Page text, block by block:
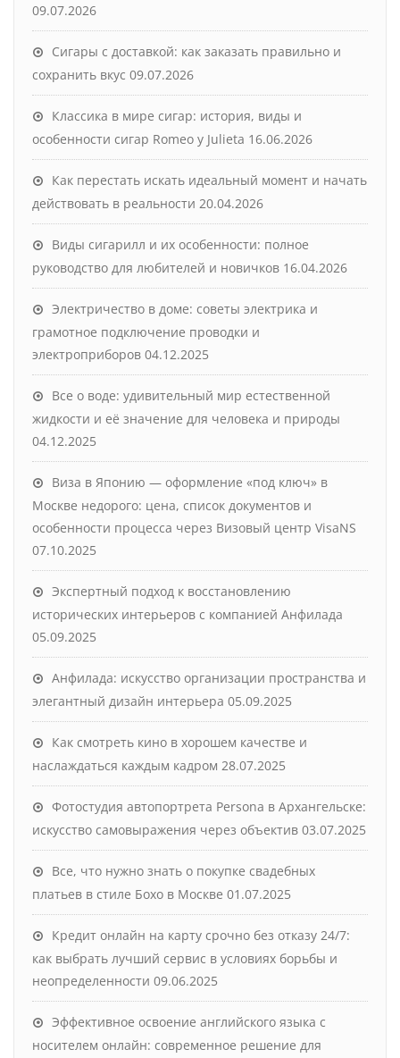
09.07.2026
Сигары с доставкой: как заказать правильно и
сохранить вкус 09.07.2026
Классика в мире сигар: история, виды и
особенности сигар Romeo y Julieta 16.06.2026
Как перестать искать идеальный момент и начать
действовать в реальности 20.04.2026
Виды сигарилл и их особенности: полное
руководство для любителей и новичков 16.04.2026
Электричество в доме: советы электрика и
грамотное подключение проводки и
электроприборов 04.12.2025
Все о воде: удивительный мир естественной
жидкости и её значение для человека и природы
04.12.2025
Виза в Японию — оформление «под ключ» в
Москве недорого: цена, список документов и
особенности процесса через Визовый центр VisaNS
07.10.2025
Экспертный подход к восстановлению
исторических интерьеров с компанией Анфилада
05.09.2025
Анфилада: искусство организации пространства и
элегантный дизайн интерьера 05.09.2025
Как смотреть кино в хорошем качестве и
наслаждаться каждым кадром 28.07.2025
Фотостудия автопортрета Persona в Архангельске:
искусство самовыражения через объектив 03.07.2025
Все, что нужно знать о покупке свадебных
платьев в стиле Бохо в Москве 01.07.2025
Кредит онлайн на карту срочно без отказу 24/7:
как выбрать лучший сервис в условиях борьбы и
неопределенности 09.06.2025
Эффективное освоение английского языка с
носителем онлайн: современное решение для